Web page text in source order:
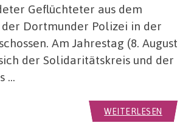
Geflüchteter aus dem
der Dortmunder Polizei in der
Am Jahrestag (8. August
der Solidaritätskreis und der
…
WEITERLESEN